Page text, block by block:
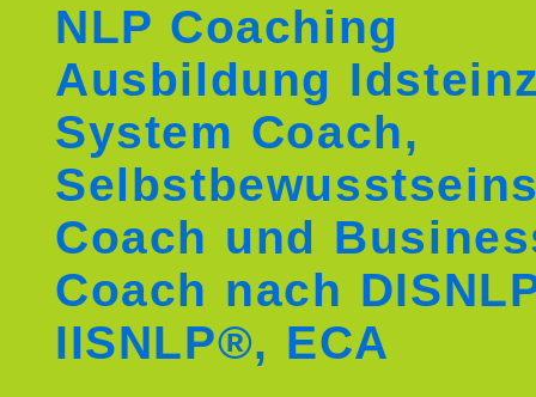
NLP Coaching
Ausbildung
System Coach,
Coach und
Coach nach
IISNLP®, ECA